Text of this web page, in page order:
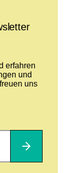
erfahren
und
uns
Abonnieren